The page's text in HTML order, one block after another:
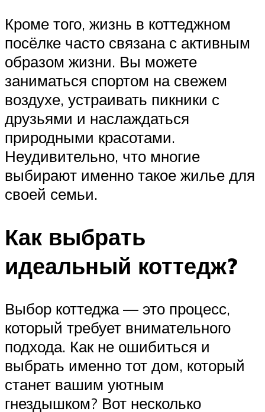
Кроме того, жизнь в коттеджном
посёлке часто связана с активным
образом жизни. Вы можете
заниматься спортом на свежем
воздухе, устраивать пикники с
друзьями и наслаждаться
природными красотами.
Неудивительно, что многие
выбирают именно такое жилье для
своей семьи.
Как выбрать
идеальный коттедж?
Выбор коттеджа — это процесс,
который требует внимательного
подхода. Как не ошибиться и
выбрать именно тот дом, который
станет вашим уютным
гнездышком? Вот несколько